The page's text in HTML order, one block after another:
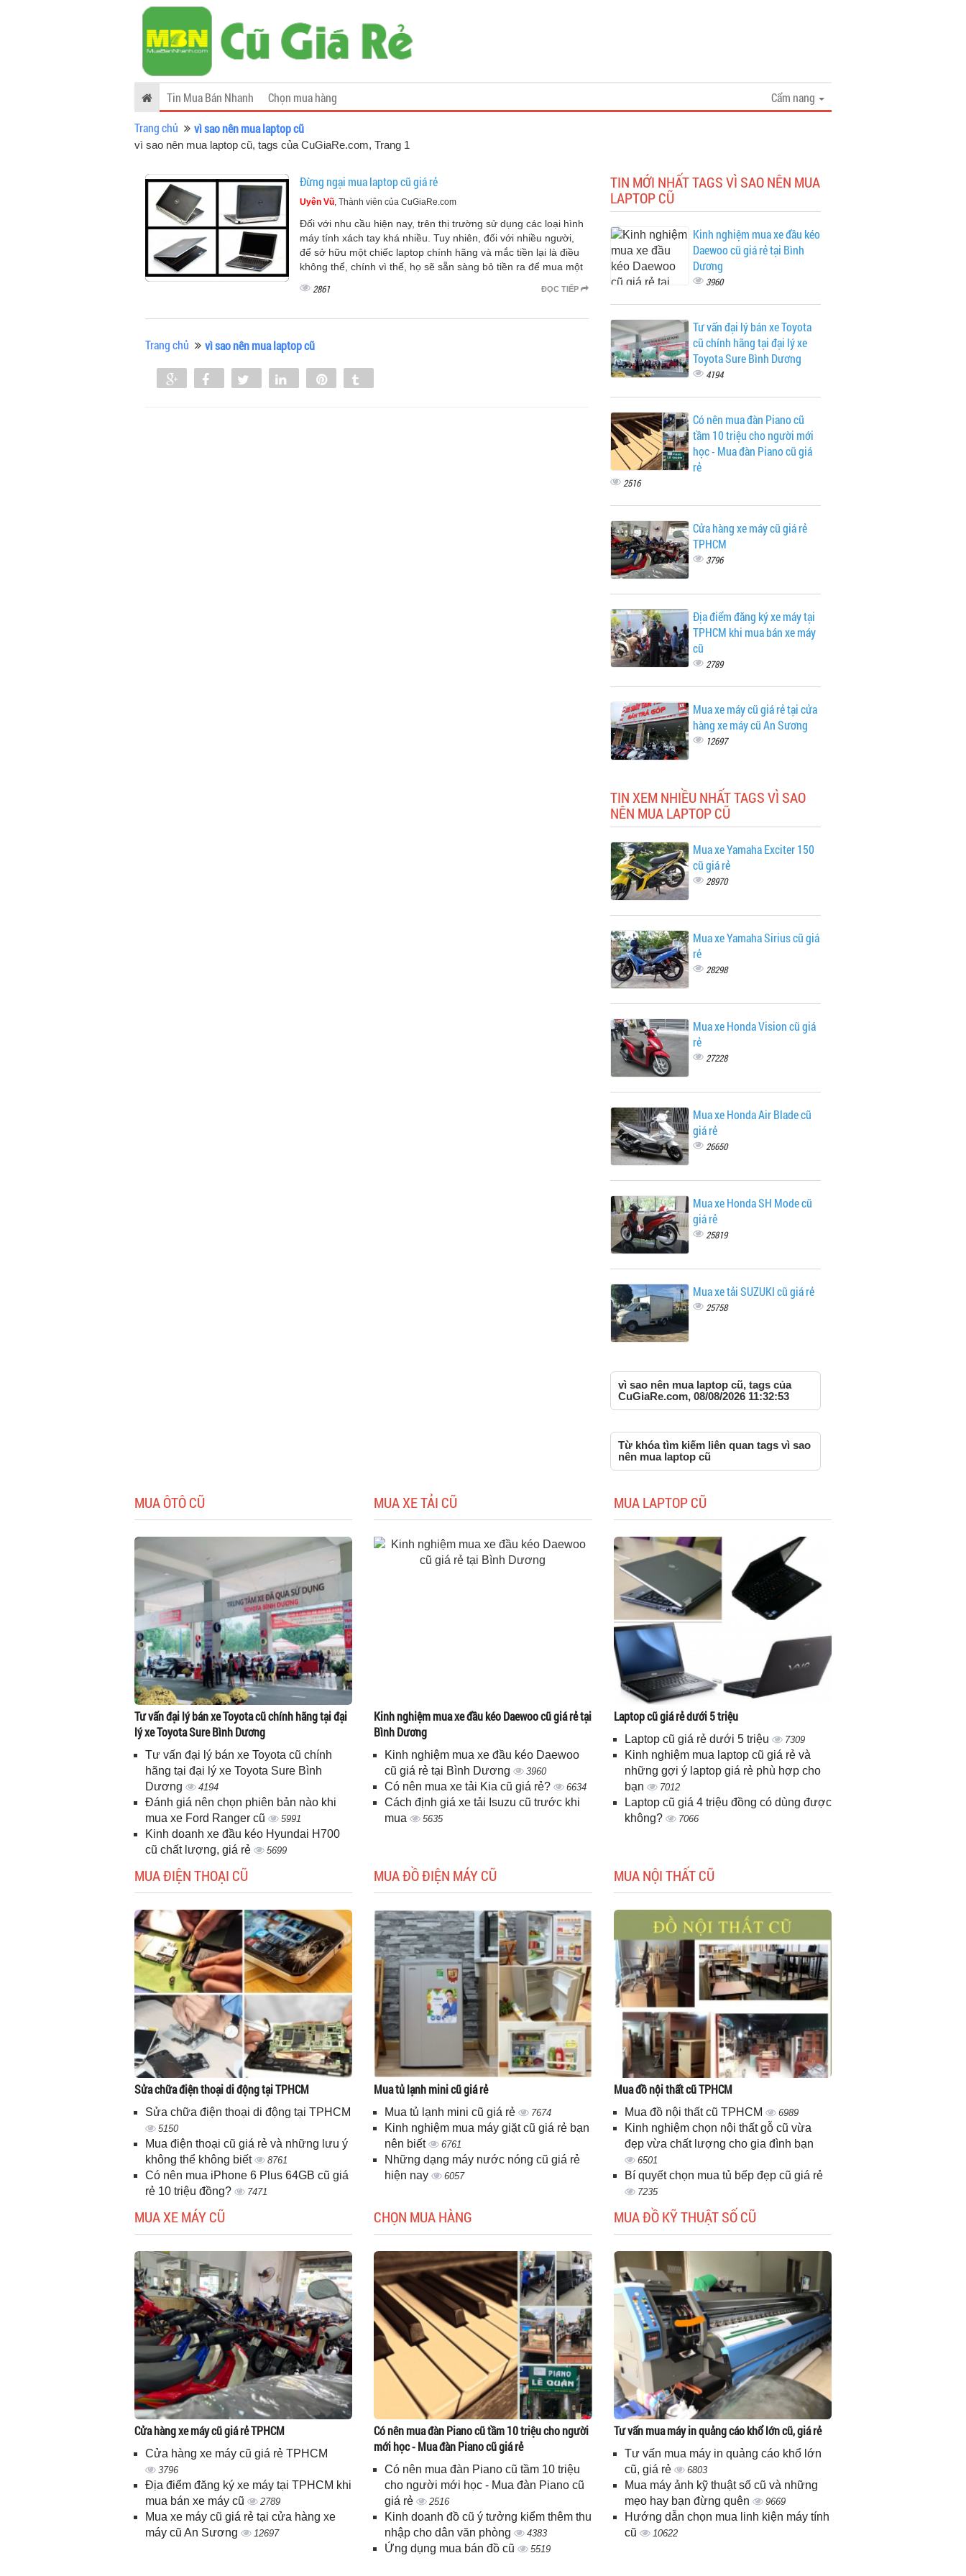
Cẩm nang
Tin Mua Bán Nhanh
Chọn mua hàng
Trang chủ
vì sao nên mua laptop cũ
vì sao nên mua laptop cũ, tags của CuGiaRe.com, Trang 1
Đừng ngại mua laptop cũ giá rẻ
Uyên Vũ, Thành viên của CuGiaRe.com
Đối với nhu cầu hiện nay, trên thị trường sử dụng các loại hình
máy tính xách tay khá nhiều. Tuy nhiên, đối với nhiều người,
để sở hữu một chiếc laptop chính hãng và mắc tiền lại là điều
không thể, chính vì thế, họ sẽ sẵn sàng bỏ tiền ra để mua một
ĐỌC TIẾP
2861
Trang chủ vì sao nên mua laptop cũ
Share Share Tweet Share
TIN MỚI NHẤT TAGS VÌ SAO NÊN MUA
LAPTOP CŨ
Kinh nghiệm mua xe đầu kéo
Daewoo cũ giá rẻ tại Bình
Dương
3960
Tư vấn đại lý bán xe Toyota
cũ chính hãng tại đại lý xe
Toyota Sure Bình Dương
4194
Có nên mua đàn Piano cũ
tầm 10 triệu cho người mới
học - Mua đàn Piano cũ giá
rẻ
2516
Cửa hàng xe máy cũ giá rẻ
TPHCM
3796
Địa điểm đăng ký xe máy tại
TPHCM khi mua bán xe máy
cũ
2789
Mua xe máy cũ giá rẻ tại cửa
hàng xe máy cũ An Sương
12697
TIN XEM NHIỀU NHẤT TAGS VÌ SAO
NÊN MUA LAPTOP CŨ
Mua xe Yamaha Exciter 150
cũ giá rẻ
28970
Mua xe Yamaha Sirius cũ giá
rẻ
28298
Mua xe Honda Vision cũ giá
rẻ
27228
Mua xe Honda Air Blade cũ
giá rẻ
26650
Mua xe Honda SH Mode cũ
giá rẻ
25819
Mua xe tải SUZUKI cũ giá rẻ
25758
vì sao nên mua laptop cũ, tags của
CuGiaRe.com, 08/08/2026 11:32:53
Từ khóa tìm kiếm liên quan tags vì sao
nên mua laptop cũ
MUA ÔTÔ CŨ
Tư vấn đại lý bán xe Toyota cũ chính hãng tại đại
lý xe Toyota Sure Bình Dương
Tư vấn đại lý bán xe Toyota cũ chính
hãng tại đại lý xe Toyota Sure Bình
Dương
4194
Đánh giá nên chọn phiên bản nào khi
mua xe Ford Ranger cũ
5991
Kinh doanh xe đầu kéo Hyundai H700
cũ chất lượng, giá rẻ
5699
MUA XE TẢI CŨ
Kinh nghiệm mua xe đầu kéo Daewoo cũ giá rẻ tại
Bình Dương
Kinh nghiệm mua xe đầu kéo Daewoo
cũ giá rẻ tại Bình Dương
3960
Có nên mua xe tải Kia cũ giá rẻ? 6634
Cách định giá xe tải Isuzu cũ trước khi
mua
5635
MUA LAPTOP CŨ
Laptop cũ giá rẻ dưới 5 triệu
Laptop cũ giá rẻ dưới 5 triệu 7309
Kinh nghiệm mua laptop cũ giá rẻ và
những gợi ý laptop giá rẻ phù hợp cho
bạn
7012
Laptop cũ giá 4 triệu đồng có dùng được
không?
7066
MUA ĐIỆN THOẠI CŨ
Sửa chữa điện thoại di động tại TPHCM
Sửa chữa điện thoại di động tại TPHCM
5150
Mua điện thoại cũ giá rẻ và những lưu ý
không thể không biết
8761
Có nên mua iPhone 6 Plus 64GB cũ giá
rẻ 10 triệu đồng?
7471
MUA ĐỒ ĐIỆN MÁY CŨ
Mua tủ lạnh mini cũ giá rẻ
Mua tủ lạnh mini cũ giá rẻ 7674
Kinh nghiệm mua máy giặt cũ giá rẻ bạn
nên biết
6761
Những dạng máy nước nóng cũ giá rẻ
hiện nay
6057
MUA NỘI THẤT CŨ
Mua đồ nội thất cũ TPHCM
Mua đồ nội thất cũ TPHCM 6989
Kinh nghiệm chọn nội thất gỗ cũ vừa
đẹp vừa chất lượng cho gia đình bạn
6501
Bí quyết chọn mua tủ bếp đẹp cũ giá rẻ
7235
MUA XE MÁY CŨ
Cửa hàng xe máy cũ giá rẻ TPHCM
Cửa hàng xe máy cũ giá rẻ TPHCM
3796
Địa điểm đăng ký xe máy tại TPHCM khi
mua bán xe máy cũ
2789
Mua xe máy cũ giá rẻ tại cửa hàng xe
máy cũ An Sương
12697
CHỌN MUA HÀNG
Có nên mua đàn Piano cũ tầm 10 triệu cho người
mới học - Mua đàn Piano cũ giá rẻ
Có nên mua đàn Piano cũ tầm 10 triệu
cho người mới học - Mua đàn Piano cũ
giá rẻ
2516
Kinh doanh đồ cũ ý tưởng kiểm thêm thu
nhập cho dân văn phòng
4383
Ứng dụng mua bán đồ cũ 5519
MUA ĐỒ KỸ THUẬT SỐ CŨ
Tư vấn mua máy in quảng cáo khổ lớn cũ, giá rẻ
Tư vấn mua máy in quảng cáo khổ lớn
cũ, giá rẻ
6803
Mua máy ảnh kỹ thuật số cũ và những
mẹo hay bạn đừng quên
9669
Hướng dẫn chọn mua linh kiện máy tính
cũ
10622